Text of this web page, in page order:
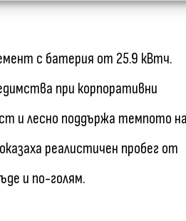
с батерия от 25.9 кВтч.
при корпоративни
и лесно поддържа темпото на
реалистичен пробег от
и по-голям.